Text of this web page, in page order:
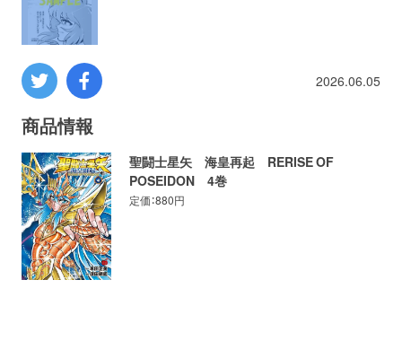
2026.06.05
商品情報
聖闘士星矢 海皇再起 RERISE OF
POSEIDON 4巻
定価：880円
コンピューター
ミリタリー
その他
イベント 特典
フェア
会社概要